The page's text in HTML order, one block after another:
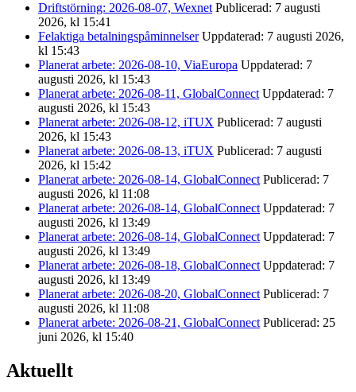
Driftstörning: 2026-08-07, Wexnet Publicerad: 7 augusti
2026, kl 15:41
Felaktiga betalningspåminnelser Uppdaterad: 7 augusti 2026,
kl 15:43
Planerat arbete: 2026-08-10, ViaEuropa Uppdaterad: 7
augusti 2026, kl 15:43
Planerat arbete: 2026-08-11, GlobalConnect Uppdaterad: 7
augusti 2026, kl 15:43
Planerat arbete: 2026-08-12, iTUX Publicerad: 7 augusti
2026, kl 15:43
Planerat arbete: 2026-08-13, iTUX Publicerad: 7 augusti
2026, kl 15:42
Planerat arbete: 2026-08-14, GlobalConnect Publicerad: 7
augusti 2026, kl 11:08
Planerat arbete: 2026-08-14, GlobalConnect Uppdaterad: 7
augusti 2026, kl 13:49
Planerat arbete: 2026-08-14, GlobalConnect Uppdaterad: 7
augusti 2026, kl 13:49
Planerat arbete: 2026-08-18, GlobalConnect Uppdaterad: 7
augusti 2026, kl 13:49
Planerat arbete: 2026-08-20, GlobalConnect Publicerad: 7
augusti 2026, kl 11:08
Planerat arbete: 2026-08-21, GlobalConnect Publicerad: 25
juni 2026, kl 15:40
Aktuellt